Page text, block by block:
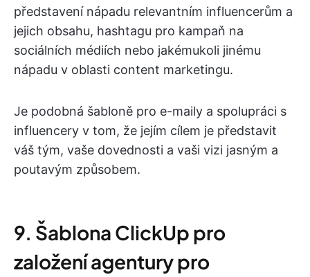
představení nápadu relevantním influencerům a
jejich obsahu, hashtagu pro kampaň na
sociálních médiích nebo jakémukoli jinému
nápadu v oblasti content marketingu.
Je podobná šabloně pro e-maily a spolupráci s
influencery v tom, že jejím cílem je představit
váš tým, vaše dovednosti a vaši vizi jasným a
poutavým způsobem.
9. Šablona ClickUp pro
založení agentury pro